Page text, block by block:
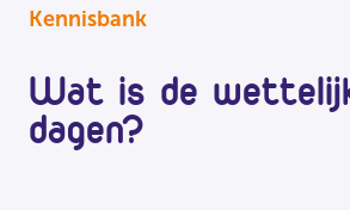
Kennisbank
Wat is de
dagen?